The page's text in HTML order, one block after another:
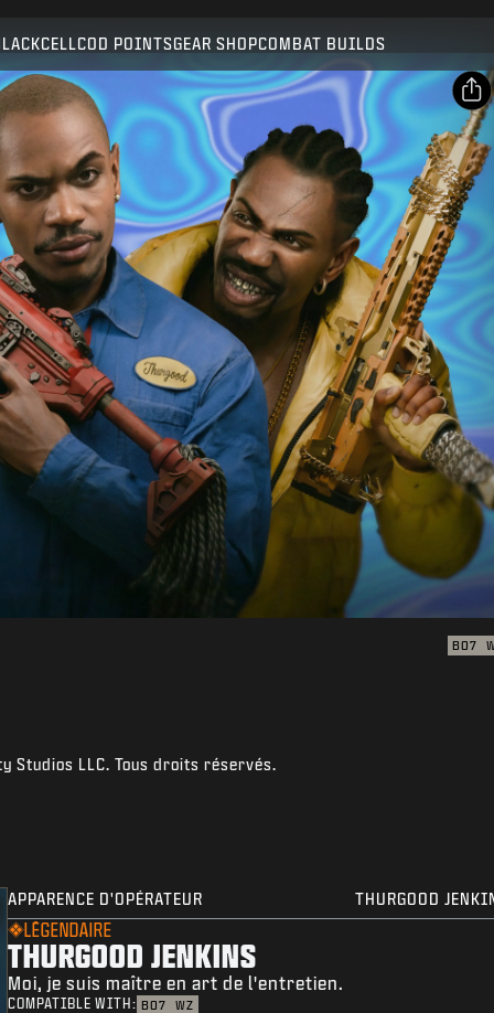
COD POINTSGEAR SHOPCOMBAT BUILDS
SUBMIT
CONFIRM PURCHASE
CANCEL
Activision may update, replace, or remove this in-game
content at any time.
SHARE
Facebook
X
Copy Link
BO7
Studios LLC. Tous droits réservés.
APPARENCE D'OPÉRATEUR THURGOOD
LÉGENDAIRE
THURGOOD JENKINS
Moi, je suis maître en art de l'entretien.
COMPATIBLE WITH: BO7 WZ